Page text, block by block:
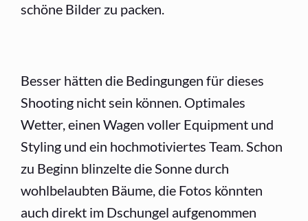
schöne Bilder zu packen.
Besser hätten die Bedingungen für dieses
Shooting nicht sein können. Optimales
Wetter, einen Wagen voller Equipment und
Styling und ein hochmotiviertes Team. Schon
zu Beginn blinzelte die Sonne durch
wohlbelaubten Bäume, die Fotos könnten
auch direkt im Dschungel aufgenommen